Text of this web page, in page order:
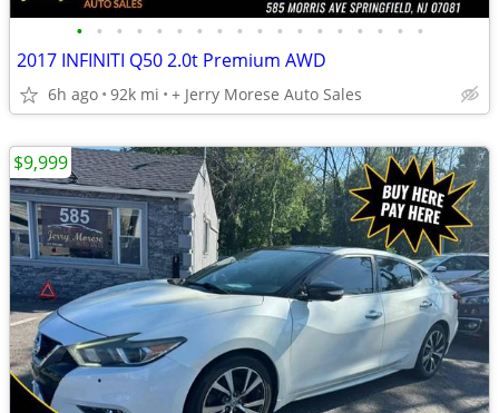
• • • • • • • • • • • • • • • • • •
2017 INFINITI Q50 2.0t Premium AWD
6h ago 92k mi + Jerry Morese Auto Sales
$9,999